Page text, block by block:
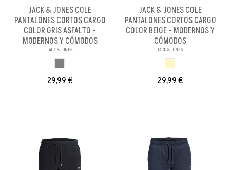
JACK & JONES COLE
PANTALONES CORTOS CARGO
COLOR GRIS ASFALTO -
MODERNOS Y CÓMODOS
JACK & JONES
29,99 €
JACK & JONES COLE
PANTALONES CORTOS CARGO
COLOR BEIGE - MODERNOS Y
CÓMODOS
JACK & JONES
29,99 €